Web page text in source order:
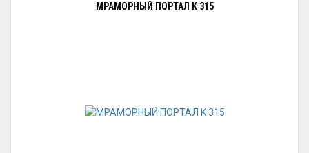
МРАМОРНЫЙ ПОРТАЛ K 315